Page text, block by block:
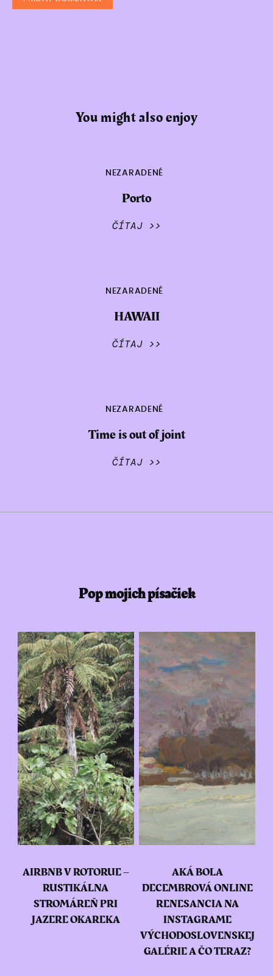
You might also enjoy
NEZARADENÉ
Porto
ČÍTAJ >>
NEZARADENÉ
HAWAII
ČÍTAJ >>
NEZARADENÉ
Time is out of joint
ČÍTAJ >>
Pop mojich písačiek
AIRBNB V ROTORUE –
RUSTIKÁLNA
STROMÁREŇ PRI
JAZERE OKAREKA
AKÁ BOLA
DECEMBROVÁ ONLINE
RENESANCIA NA
INSTAGRAME
VÝCHODOSLOVENSKEJ
GALÉRIE A ČO TERAZ?